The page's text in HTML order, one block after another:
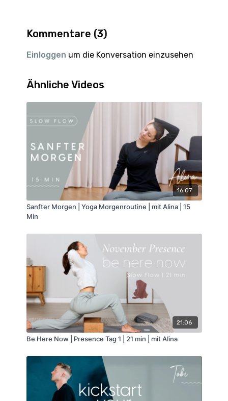
Kommentare (3)
Einloggen um die Konversation einzusehen
Ähnliche Videos
16:07
Sanfter Morgen | Yoga Morgenroutine | mit Alina | 15
Min
21:06
Be Here Now | Presence Tag 1 | 21 min | mit Alina